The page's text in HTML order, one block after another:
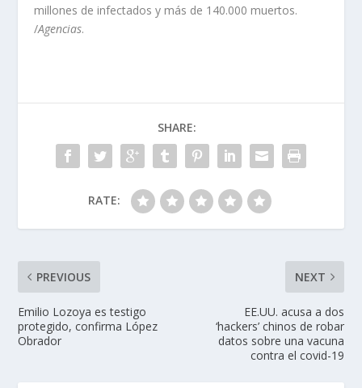
millones de infectados y más de 140.000 muertos.
/Agencias.
SHARE:
RATE:
PREVIOUS
Emilio Lozoya es testigo
protegido, confirma López
Obrador
NEXT
EE.UU. acusa a dos
‘hackers’ chinos de robar
datos sobre una vacuna
contra el covid-19